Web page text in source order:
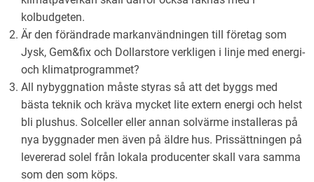
kolbudgeten.
Är den förändrade markanvändningen till företag som
Jysk, Gem&fix och Dollarstore verkligen i linje med energi-
och klimatprogrammet?
All nybyggnation måste styras så att det byggs med
bästa teknik och kräva mycket lite extern energi och helst
bli plushus. Solceller eller annan solvärme installeras på
nya byggnader men även på äldre hus. Prissättningen på
levererad solel från lokala producenter skall vara samma
som den som köps.